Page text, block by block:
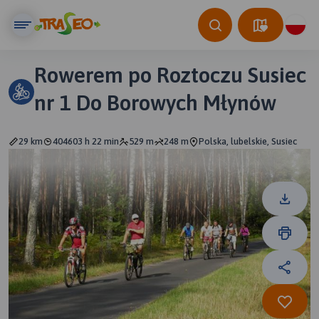
Rowerem po Roztoczu Susiec
nr 1 Do Borowych Młynów
29 km 404603 h 22 min 529 m 248 m Polska, lubelskie, Susiec